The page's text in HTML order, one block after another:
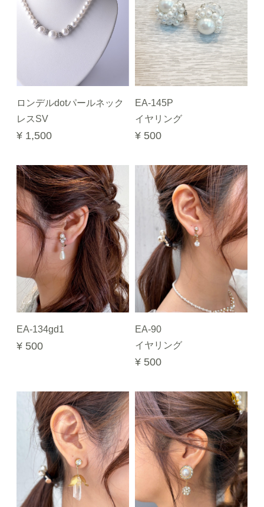
ロンデルdotパールネック
レスSV
¥ 1,500
EA-145P
イヤリング
¥ 500
EA-134gd1
¥ 500
EA-90
イヤリング
¥ 500